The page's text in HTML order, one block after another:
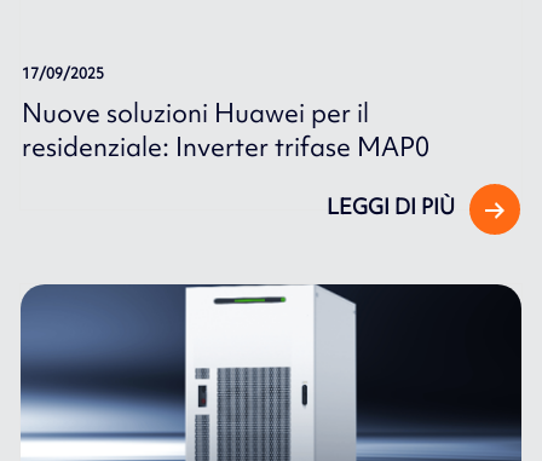
17/09/2025
Nuove soluzioni Huawei per il
residenziale: Inverter trifase MAP0
LEGGI DI PIÙ